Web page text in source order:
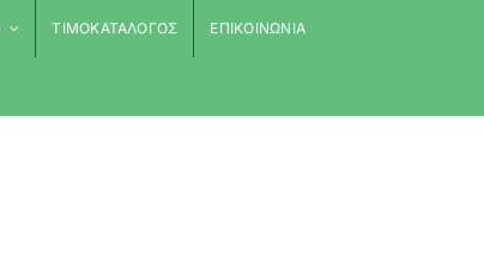
ΤΙΜΟΚΑΤΑΛΟΓΟΣ ΕΠΙΚΟΙΝΩΝΙΑ